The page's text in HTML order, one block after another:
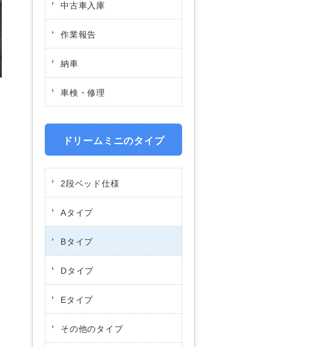
中古車入庫
作業報告
納車
車検・修理
ドリームミニのタイプ
2段ベッド仕様
Aタイプ
Bタイプ
Dタイプ
Eタイプ
その他のタイプ